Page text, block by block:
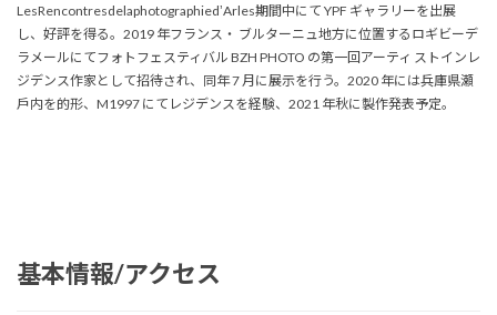
LesRencontresdelaphotographiedʼArles期間中にて YPF ギャラリーを出展
し、好評を得る。2019 年フランス・ ブルターニュ地方に位置するロギビーデ
ラメールにてフォトフェスティバル BZH PHOTO の第一回アーティ ストインレ
ジデンス作家として招待され、同年 7 月に展示を行う。2020 年には兵庫県瀬
戶内を的形、M1997 にてレジデンスを経験、2021 年秋に製作発表予定。
基本情報/アクセス